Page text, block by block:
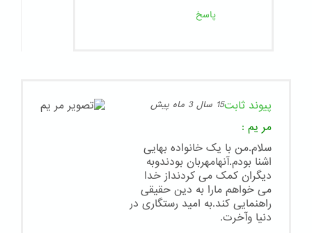
پاسخ
پیوند ثابت15 سال 3 ماه پیش
مر یم :
سلام.من با یک خانواده بهایی
اشنا بودم.آنهامهربان بودندوبه
دیگران کمک می کردنداز خدا
می خواهم مارا به دین حقیقی
راهنمایی کند.به امید رستگاری در
دنیا وآخرت.